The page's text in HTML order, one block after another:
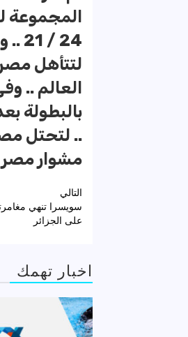
لتتأهل
.. لتحتل
مشوار مصر
تصفّح
المقالات
التالي
سويسرا تنهي
على الجزائر
اخبار تهمك